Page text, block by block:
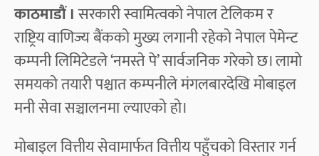
काठमाडौं ।सरकारी स्वामित्वको नेपाल टेलिकम र
राष्ट्रिय वाणिज्य बैंकको मुख्य लगानी रहेको नेपाल पेमेन्ट
कम्पनी लिमिटेडले ‘नमस्ते पे’ सार्वजनिक गरेको छ। लामो
समयको तयारी पश्चात कम्पनीले मंगलबारदेखि मोबाइल
मनी सेवा सञ्चालनमा ल्याएको हो।
मोबाइल वित्तीय सेवामार्फत वित्तीय पहुँचको विस्तार गर्न